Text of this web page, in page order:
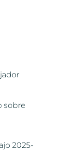
sobre
2025-